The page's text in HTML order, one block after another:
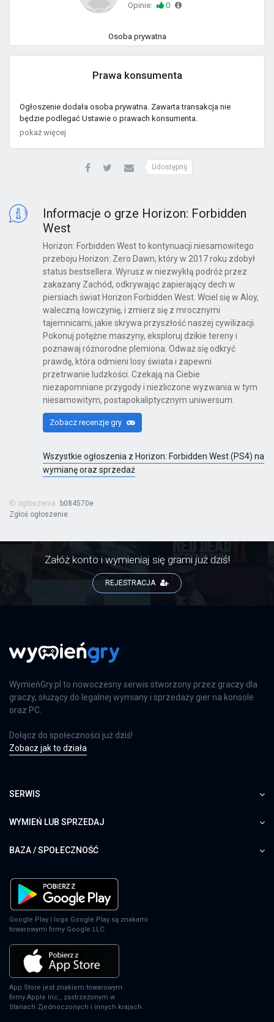
Opinie:
0
Osoba prywatna
Prawa konsumenta
Ogłoszenie dodała osoba prywatna. Zawarta transakcja nie
będzie podlegać Ustawie o prawach konsumenta.
pokaż więcej
Udostępnij
Informacje o grze Horizon: Forbidden
West
Horizon: Forbidden West to kontynuacji niesamowitego
przeboju Horizon: Zero Dawn, który w 2017 roku zdobył
status bestsellera. Wyrusz w niezwykłą podróż przez
zakazany Zachód, odkrywając zapierający dech w
piersiach świat Horizon Forbidden West. Wciel się w Aloy,
waleczną łowczynię, i zmierz się z mrocznymi
tajemnicami, jakie skrywa przyszłość naszej cywilizacji.
Pokonuj potężne maszyny, eksploruj dzikie tereny i
poznawaj różnorodne plemiona. Odważ się odkryć
prawdę, która odmieni losy świata i zapewni
przetrwanie ludzkości. Czekają na Ciebie
niezapomniane przygody i niezliczone wyzwania w tym
niesamowitym, postapokaliptycznym uniwersum.
Zobacz recenzje gry
Wszystkie ogłoszenia z Horizon: Forbidden West (PS4) na
wymianę oraz sprzedaż
ID ogłoszenia
b084570e
Zgłoś ogłoszenie
Załóż konto i wymieniaj się grami już dziś!
REJESTRACJA
WymieńGry.pl to nowoczesny serwis stworzony przez graczy dla
graczy, służący do legalnej wymiany i sprzedaży gier na konsole
oraz PC.
Dołącz do społeczności już dziś!
Zobacz jak to działa
SERWIS
WYMIEŃ LUB SPRZEDAJ
BAZA / SPOŁECZNOŚĆ
Google Play i logo Google Play są znakami
towarowymi firmy Google LLC.
App Store jest znakiem towarowym
firmy Apple Inc., zastrzeżonym w
Stanach Zjednoczonych i innych krajach.